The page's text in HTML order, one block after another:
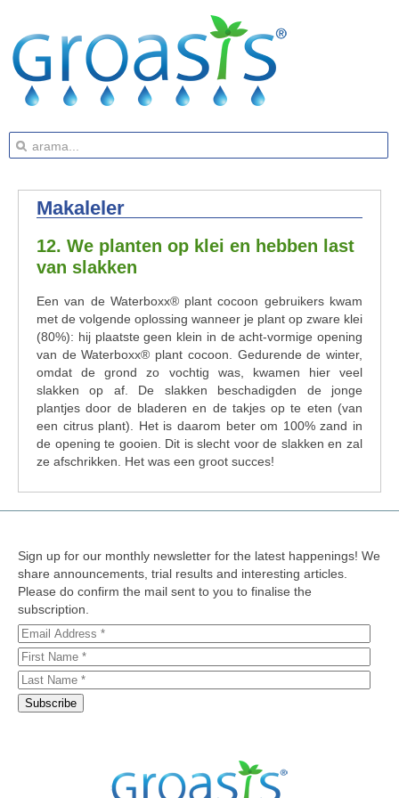
Makaleler
12. We planten op klei en hebben last
van slakken
Een van de Waterboxx® plant cocoon gebruikers kwam
met de volgende oplossing wanneer je plant op zware klei
(80%): hij plaatste geen klein in de acht-vormige opening
van de Waterboxx® plant cocoon. Gedurende de winter,
omdat de grond zo vochtig was, kwamen hier veel
slakken op af. De slakken beschadigden de jonge
plantjes door de bladeren en de takjes op te eten (van
een citrus plant). Het is daarom beter om 100% zand in
de opening te gooien. Dit is slecht voor de slakken en zal
ze afschrikken. Het was een groot succes!
Sign up for our monthly newsletter for the latest happenings! We
share announcements, trial results and interesting articles.
Please do confirm the mail sent to you to finalise the
subscription.